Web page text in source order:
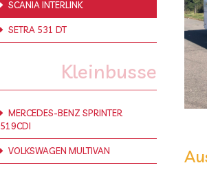
SCANIA INTERLINK
SETRA 531 DT
Kleinbusse
MERCEDES-BENZ SPRINTER
519CDI
VOLKSWAGEN MULTIVAN